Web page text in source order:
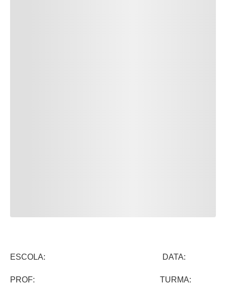
ESCOLA: DATA:
PROF: TURMA: